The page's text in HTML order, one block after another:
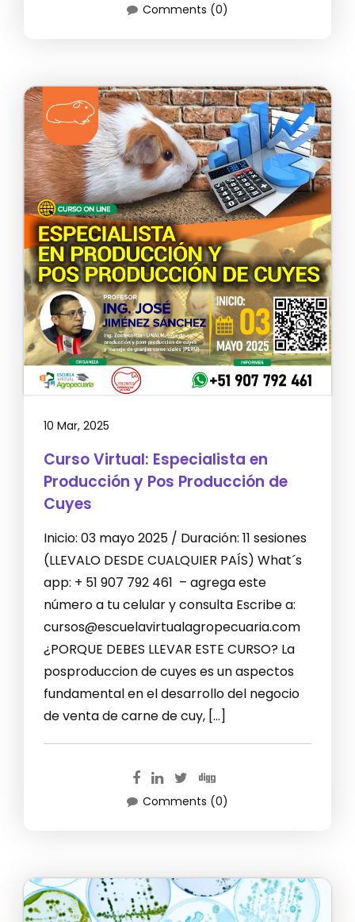
Comments (0)
10 Mar, 2025
Curso Virtual: Especialista en
Producción y Pos Producción de
Cuyes
Inicio: 03 mayo 2025 / Duración: 11 sesiones
(LLEVALO DESDE CUALQUIER PAÍS) What´s
app: + 51 907 792 461 – agrega este
número a tu celular y consulta Escribe a:
cursos@escuelavirtualagropecuaria.com
¿PORQUE DEBES LLEVAR ESTE CURSO? La
posproduccion de cuyes es un aspectos
fundamental en el desarrollo del negocio
de venta de carne de cuy, […]
Comments (0)